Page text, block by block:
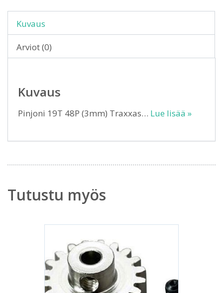
Kuvaus
Arviot (0)
Kuvaus
Pinjoni 19T 48P (3mm) Traxxas… Lue lisää »
Tutustu myös